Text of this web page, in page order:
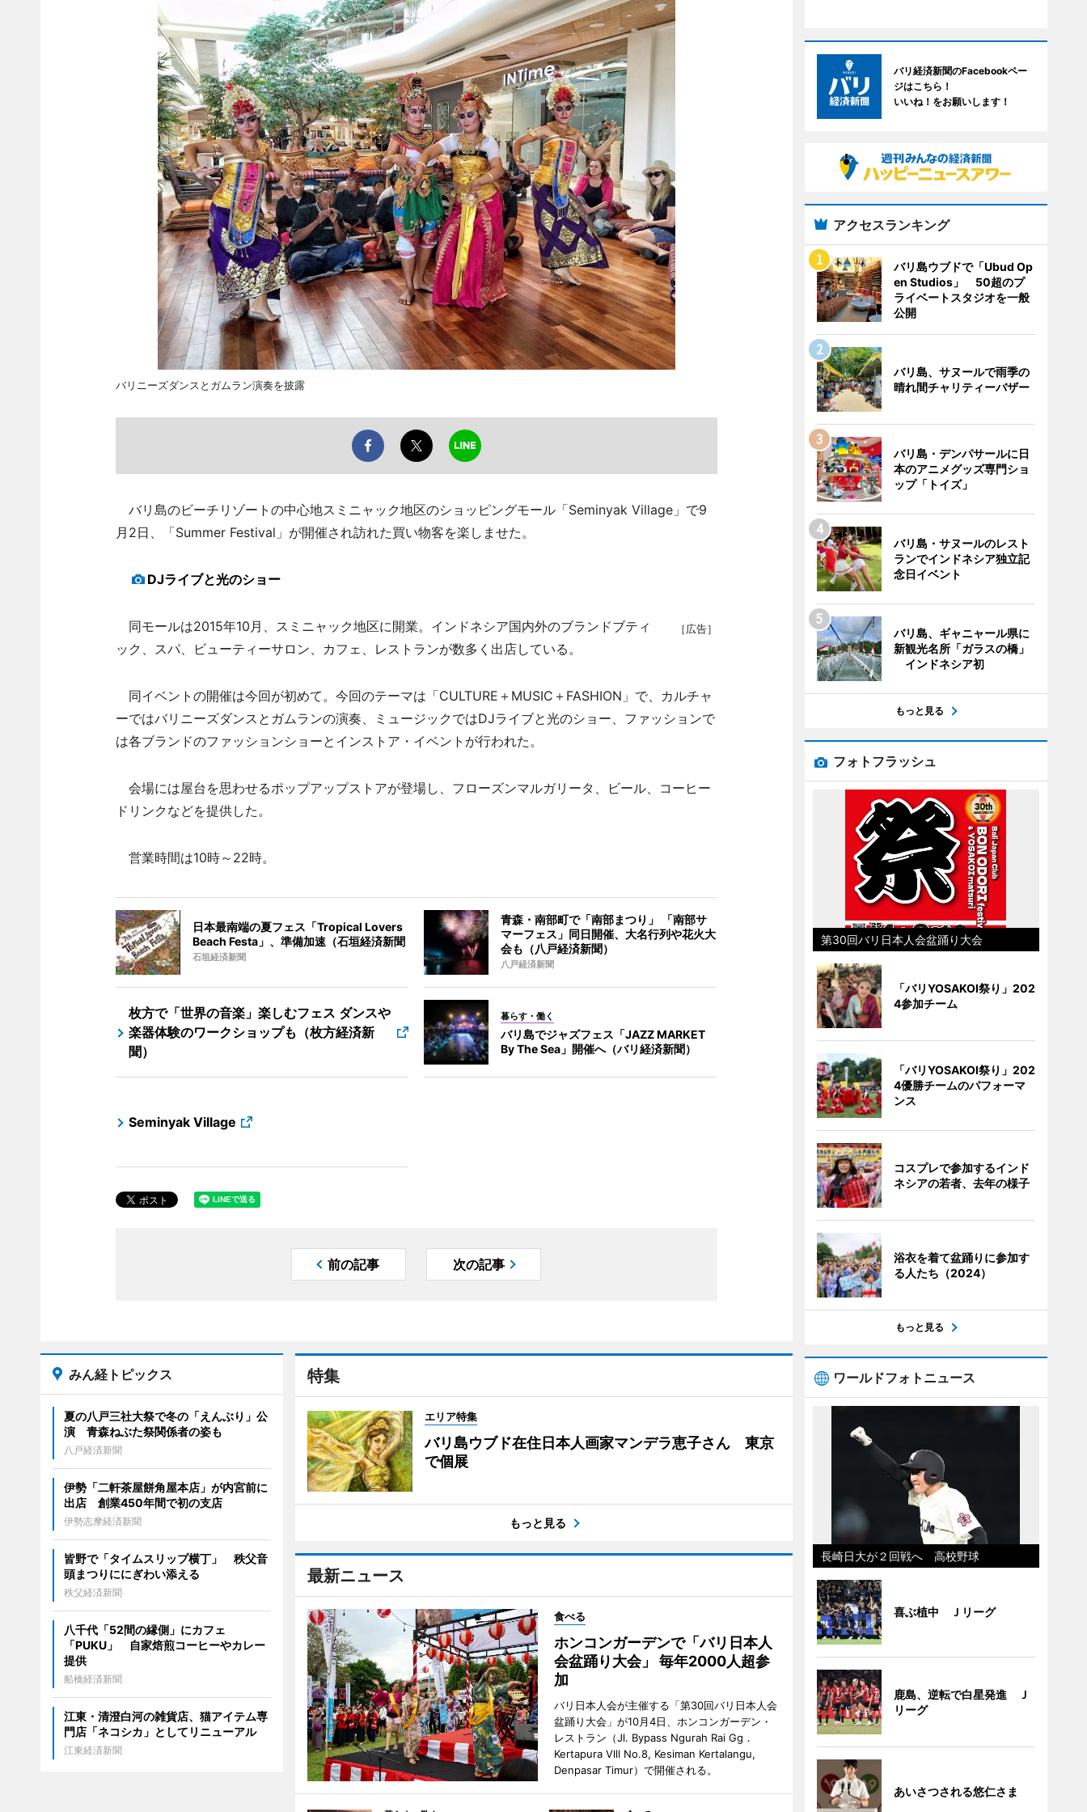
バリニーズダンスとガムラン演奏を披露
バリ島のビーチリゾートの中心地スミニャック地区のショッピングモール「Seminyak Village」で9
月2日、「Summer Festival」が開催され訪れた買い物客を楽しませた。
DJライブと光のショー
［広告］
同モールは2015年10月、スミニャック地区に開業。インドネシア国内外のブランドブティ
ック、スパ、ビューティーサロン、カフェ、レストランが数多く出店している。
同イベントの開催は今回が初めて。今回のテーマは「CULTURE＋MUSIC＋FASHION」で、カルチャ
ーではバリニーズダンスとガムランの演奏、ミュージックではDJライブと光のショー、ファッションで
は各ブランドのファッションショーとインストア・イベントが行われた。
会場には屋台を思わせるポップアップストアが登場し、フローズンマルガリータ、ビール、コーヒー
ドリンクなどを提供した。
営業時間は10時～22時。
日本最南端の夏フェス「Tropical Lovers
Beach Festa」、準備加速（石垣経済新聞
石垣経済新聞
青森・南部町で「南部まつり」 「南部サ
マーフェス」同日開催、大名行列や花火大
会も（八戸経済新聞）
八戸経済新聞
枚方で「世界の音楽」楽しむフェス ダンスや
楽器体験のワークショップも（枚方経済新
聞）
暮らす・働く
バリ島でジャズフェス「JAZZ MARKET
By The Sea」開催へ（バリ経済新聞）
Seminyak Village
前の記事 次の記事
特集
エリア特集
バリ島ウブド在住日本人画家マンデラ恵子さん 東京
で個展
もっと見る
最新ニュース
食べる
ホンコンガーデンで「バリ日本人
会盆踊り大会」 毎年2000人超参
加
バリ日本人会が主催する「第30回バリ日本人会
盆踊り大会」が10月4日、ホンコンガーデン・
レストラン（Jl. Bypass Ngurah Rai Gg．
Kertapura Vlll No.8, Kesiman Kertalangu,
Denpasar Timur）で開催される。
みん経トピックス
夏の八戸三社大祭で冬の「えんぶり」公
演 青森ねぶた祭関係者の姿も
八戸経済新聞
伊勢「二軒茶屋餅角屋本店」が内宮前に
出店 創業450年間で初の支店
伊勢志摩経済新聞
皆野で「タイムスリップ横丁」 秩父音
頭まつりににぎわい添える
秩父経済新聞
八千代「52間の縁側」にカフェ
「PUKU」 自家焙煎コーヒーやカレー
提供
船橋経済新聞
江東・清澄白河の雑貨店、猫アイテム専
門店「ネコシカ」としてリニューアル
江東経済新聞
バリ経済新聞のFacebookペー
ジはこちら！
いいね！をお願いします！
アクセスランキング
バリ島ウブドで「Ubud Op
en Studios」 50超のプ
ライベートスタジオを一般
公開
バリ島、サヌールで雨季の
晴れ間チャリティーバザー
バリ島・デンパサールに日
本のアニメグッズ専門ショ
ップ「トイズ」
バリ島・サヌールのレスト
ランでインドネシア独立記
念日イベント
バリ島、ギャニャール県に
新観光名所「ガラスの橋」
インドネシア初
もっと見る
フォトフラッシュ
第30回バリ日本人会盆踊り大会
「バリYOSAKOI祭り」202
4参加チーム
「バリYOSAKOI祭り」202
4優勝チームのパフォーマ
ンス
コスプレで参加するインド
ネシアの若者、去年の様子
浴衣を着て盆踊りに参加す
る人たち（2024）
もっと見る
ワールドフォトニュース
長崎日大が２回戦へ 高校野球
喜ぶ植中 Ｊリーグ
鹿島、逆転で白星発進 Ｊ
リーグ
あいさつされる悠仁さま